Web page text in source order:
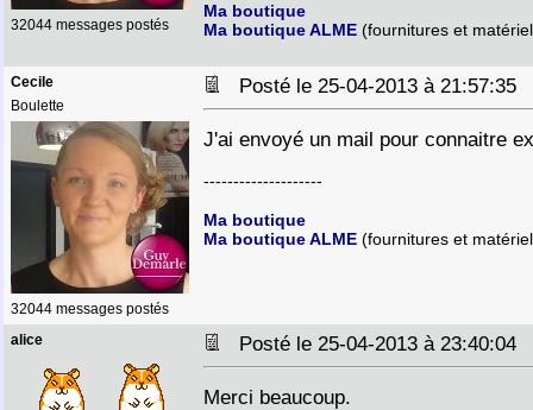
32044 messages postés
Ma boutique
Ma boutique ALME (fournitures et
Cecile
Boulette
32044 messages postés
Posté le 25-04-2013 à 21:57:35
J'ai envoyé un mail pour connaitre
--------------------
Ma boutique
Ma boutique ALME (fournitures et
alice Posté le 25-04-2013 à 23:40:04
Merci beaucoup.